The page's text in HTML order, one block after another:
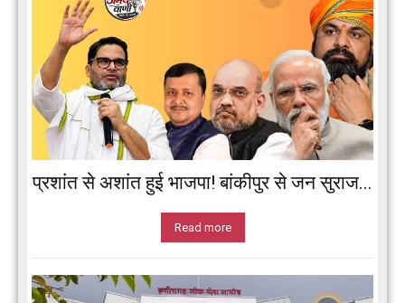
प्रशांत से अशांत हुई भाजपा! बांकीपुर से जन सुराज...
Read more